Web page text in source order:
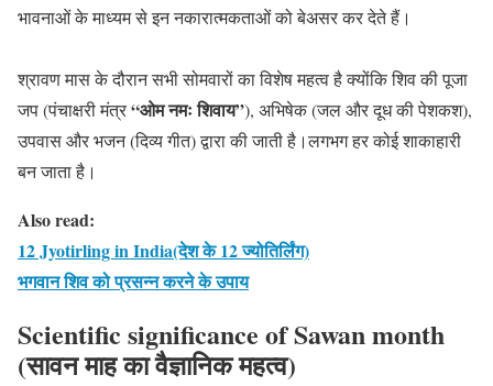
भावनाओं के माध्यम से इन नकारात्मकताओं को बेअसर कर देते हैं।
श्रावण मास के दौरान सभी सोमवारों का विशेष महत्व है क्योंकि शिव की पूजा
जप (पंचाक्षरी मंत्र“ओम नमः शिवाय”), अभिषेक (जल और दूध की पेशकश),
उपवास और भजन (दिव्य गीत) द्वारा की जाती है।लगभग हर कोई शाकाहारी
बन जाता है।
Also read:
12 Jyotirling in India(देश के 12 ज्योतिर्लिंग)
भगवान शिव को प्रसन्न करने के उपाय
Scientific significance of Sawan month
(सावन माह का वैज्ञानिक महत्व)